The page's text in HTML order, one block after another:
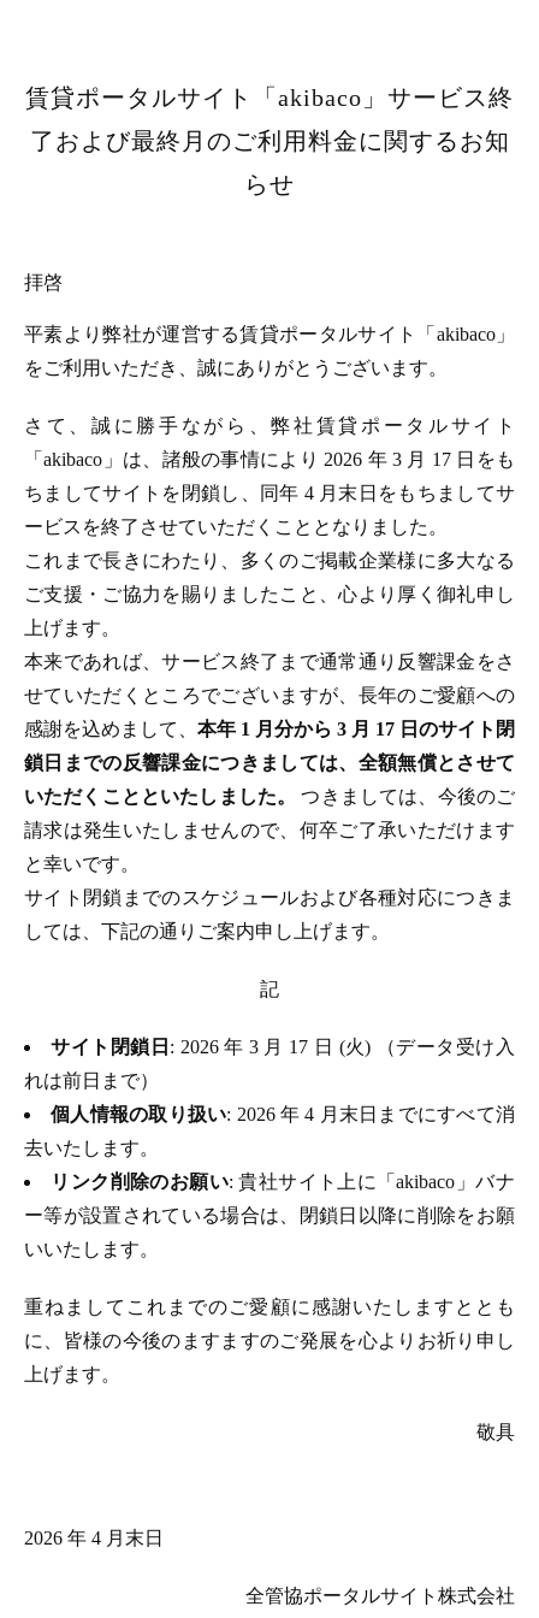
賃貸ポータルサイト「akibaco」サービス終
了および最終月のご利用料金に関するお知
らせ
拝啓
平素より弊社が運営する賃貸ポータルサイト「akibaco」
をご利用いただき、誠にありがとうございます。
さて、誠に勝手ながら、弊社賃貸ポータルサイト
「akibaco」は、諸般の事情により 2026 年 3 月 17 日をも
ちましてサイトを閉鎖し、同年 4 月末日をもちましてサ
ービスを終了させていただくこととなりました。
これまで長きにわたり、多くのご掲載企業様に多大なる
ご支援・ご協力を賜りましたこと、心より厚く御礼申し
上げます。
本来であれば、サービス終了まで通常通り反響課金をさ
せていただくところでございますが、長年のご愛顧への
感謝を込めまして、 本年 1 月分から 3 月 17 日のサイト閉
鎖日までの反響課金につきましては、全額無償とさせて
いただくことといたしました。つきましては、今後のご
請求は発生いたしませんので、何卒ご了承いただけます
と幸いです。
サイト閉鎖までのスケジュールおよび各種対応につきま
しては、下記の通りご案内申し上げます。
記
サイト閉鎖日 : 2026 年 3 月 17 日 (火) （データ受け入
れは前日まで）
個人情報の取り扱い: 2026 年 4 月末日までにすべて消
去いたします。
リンク削除のお願い: 貴社サイト上に「akibaco」バナ
ー等が設置されている場合は、閉鎖日以降に削除をお願
いいたします。
重ねましてこれまでのご愛顧に感謝いたしますととも
に、皆様の今後のますますのご発展を心よりお祈り申し
上げます。
敬具
2026 年 4 月末日
全管協ポータルサイト株式会社